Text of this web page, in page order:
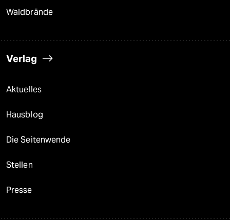
Waldbrände
Verlag
Aktuelles
Hausblog
Die Seitenwende
Stellen
Presse